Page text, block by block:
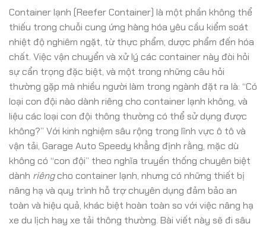
Container lạnh (Reefer Container) là một phần không thể
thiếu trong chuỗi cung ứng hàng hóa yêu cầu kiểm soát
nhiệt độ nghiêm ngặt, từ thực phẩm, dược phẩm đến hóa
chất. Việc vận chuyển và xử lý các container này đòi hỏi
sự cẩn trọng đặc biệt, và một trong những câu hỏi
thường gặp mà nhiều người làm trong ngành đặt ra là: “Có
loại con đội nào dành riêng cho container lạnh không, và
liệu các loại con đội thông thường có thể sử dụng được
không?” Với kinh nghiệm sâu rộng trong lĩnh vực ô tô và
vận tải, Garage Auto Speedy khẳng định rằng, mặc dù
không có “con đội” theo nghĩa truyền thống chuyên biệt
dành riêngcho container lạnh, nhưng có những thiết bị
nâng hạ và quy trình hỗ trợ chuyên dụng đảm bảo an
toàn và hiệu quả, khác biệt hoàn toàn so với việc nâng hạ
xe du lịch hay xe tải thông thường. Bài viết này sẽ đi sâu